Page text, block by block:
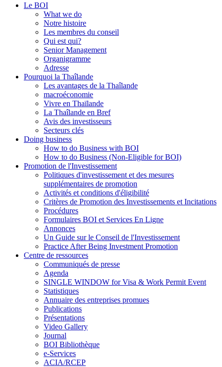
Le BOI
What we do
Notre histoire
Les membres du conseil
Qui est qui?
Senior Management
Organigramme
Adresse
Pourquoi la Thaîlande
Les avantages de la Thaîlande
macroéconomie
Vivre en Thaïlande
La Thaîlande en Bref
Avis des investisseurs
Secteurs clés
Doing business
How to do Business with BOI
How to do Business (Non-Eligible for BOI)
Promotion de l'Investissement
Politiques d'investissement et des mesures
supplémentaires de promotion
Activités et conditions d'éligibilité
Critères de Promotion des Investissements et Incitations
Procédures
Formulaires BOI et Services En Ligne
Annonces
Un Guide sur le Conseil de l'Investissement
Practice After Being Investment Promotion
Centre de ressources
Communiqués de presse
Agenda
SINGLE WINDOW for Visa & Work Permit Event
Statistiques
Annuaire des entreprises promues
Publications
Présentations
Video Gallery
Journal
BOI Bibliothèque
e-Services
ACIA/RCEP